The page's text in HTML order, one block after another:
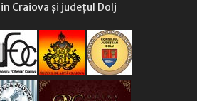
Craiova și județul Dolj